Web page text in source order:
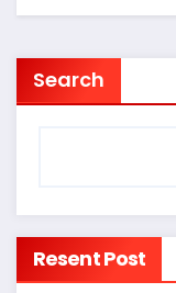
Search
Resent Post